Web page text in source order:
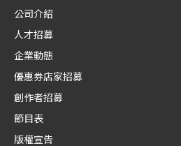
公司介紹
人才招募
企業動態
優惠券店家招募
創作者招募
節目表
版權宣告